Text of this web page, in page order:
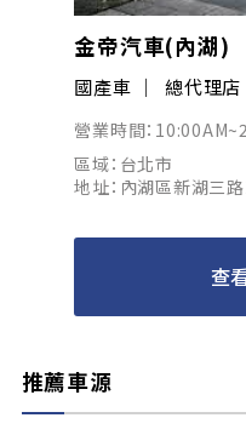
金帝汽車(內湖)
國產車 總代理店
營業時間：
區域：台北市
地址：內湖區新湖三
查
推薦車源